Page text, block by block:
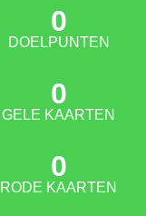
0
DOELPUNTEN
0
GELE KAARTEN
0
RODE KAARTEN